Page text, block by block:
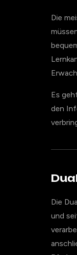
Die
Es
den
Die
und